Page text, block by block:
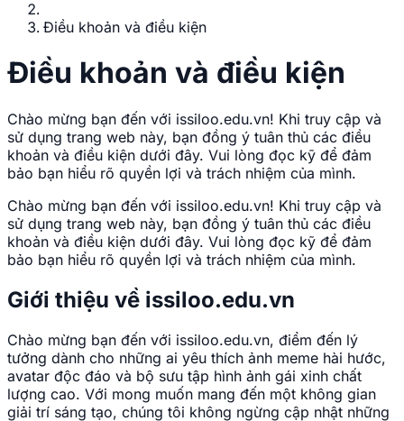
Điều khoản và điều kiện
Điều khoản và điều kiện
Chào mừng bạn đến với issiloo.edu.vn! Khi truy cập và
sử dụng trang web này, bạn đồng ý tuân thủ các điều
khoản và điều kiện dưới đây. Vui lòng đọc kỹ để đảm
bảo bạn hiểu rõ quyền lợi và trách nhiệm của mình.
Chào mừng bạn đến với issiloo.edu.vn! Khi truy cập và
sử dụng trang web này, bạn đồng ý tuân thủ các điều
khoản và điều kiện dưới đây. Vui lòng đọc kỹ để đảm
bảo bạn hiểu rõ quyền lợi và trách nhiệm của mình.
Giới thiệu về issiloo.edu.vn
Chào mừng bạn đến với issiloo.edu.vn, điểm đến lý
tưởng dành cho những ai yêu thích ảnh meme hài hước,
avatar độc đáo và bộ sưu tập hình ảnh gái xinh chất
lượng cao. Với mong muốn mang đến một không gian
giải trí sáng tạo, chúng tôi không ngừng cập nhật những